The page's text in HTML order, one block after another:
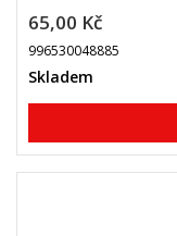
65,00 Kč
996530048885
Skladem